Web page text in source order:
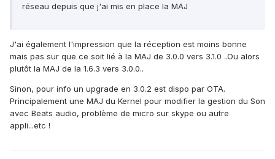
réseau depuis que j'ai mis en place la MAJ
J'ai également l'impression que la réception est moins bonne
mais pas sur que ce soit lié à la MAJ de 3.0.0 vers 3.1.0 ..Ou alors
plutôt la MAJ de la 1.6.3 vers 3.0.0..
Sinon, pour info un upgrade en 3.0.2 est dispo par OTA.
Principalement une MAJ du Kernel pour modifier la gestion du Son
avec Beats audio, problème de micro sur skype ou autre
appli...etc !